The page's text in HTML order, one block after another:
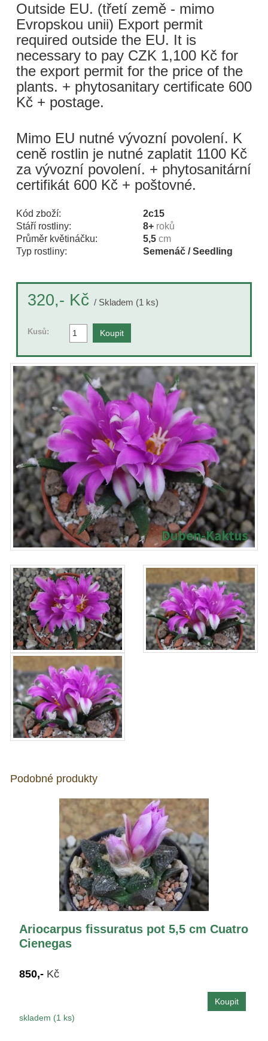
Outside EU. (třetí země - mimo
Evropskou unii) Export permit
required outside the EU. It is
necessary to pay CZK 1,100 Kč for
the export permit for the price of the
plants. + phytosanitary certificate 600
Kč + postage.
Mimo EU nutné vývozní povolení. K
ceně rostlin je nutné zaplatit 1100 Kč
za vývozní povolení. + phytosanitární
certifikát 600 Kč + poštovné.
Kód zboží:
2c15
Stáří rostliny:
8+ roků
Průměr květináčku:
5,5 cm
Typ rostliny:
Semenáč / Seedling
320,- Kč / Skladem (1 ks)
Kusů:
Podobné produkty
Ariocarpus fissuratus pot 5,5 cm Cuatro
Cienegas
850,- Kč
skladem (1 ks)